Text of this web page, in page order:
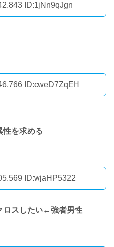
ID:1jNn9qJgn
ID:cweD7ZqEH
性を求める
ID:wjaHP5322
ロスしたい←強者男性